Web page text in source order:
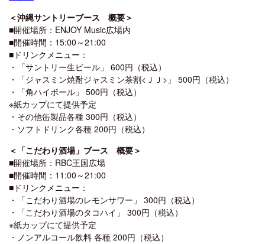
＜沖縄サントリーブース 概要＞
■開催場所：ENJOY Music広場内
■開催時間：15:00～21:00
■ドリンクメニュー：
・「サントリー生ビール」 600円（税込）
・「ジャスミン焼酎ジャスミン茶割<ＪＪ>」 500円（税込）
・「角ハイボール」 500円（税込）
※紙カップにて提供予定
・その他缶製品各種 300円（税込）
・ソフトドリンク各種 200円（税込）
＜「こだわり酒場」ブース 概要＞
■開催場所：RBC王国広場
■開催時間：11:00～21:00
■ドリンクメニュー：
・「こだわり酒場のレモンサワー」 300円（税込）
・「こだわり酒場のタコハイ」 300円（税込）
※紙カップにて提供予定
・ノンアルコール飲料 各種 200円（税込）